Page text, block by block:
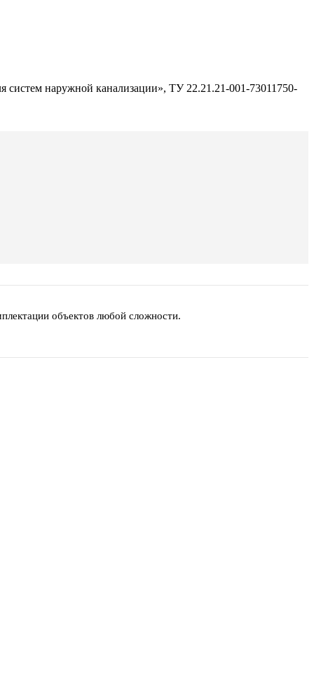
наружной канализации», ТУ 22.21.21-001-73011750-
объектов любой сложности.